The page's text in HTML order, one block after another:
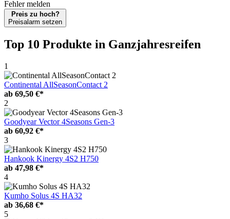
Fehler melden
Preis zu hoch?
Preisalarm setzen
Top 10 Produkte in Ganzjahresreifen
1
Continental AllSeasonContact 2
ab 69,50 €*
2
Goodyear Vector 4Seasons Gen-3
ab 60,92 €*
3
Hankook Kinergy 4S2 H750
ab 47,98 €*
4
Kumho Solus 4S HA32
ab 36,68 €*
5